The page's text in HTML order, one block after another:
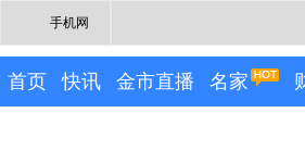
手机网
首页 快讯 金市直播 名家